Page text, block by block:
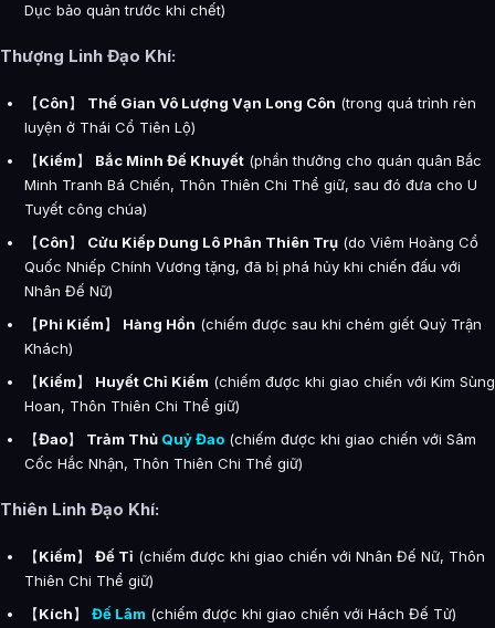
Dục bảo quản trước khi chết)
Thượng Linh Đạo Khí:
【Côn】 Thế Gian Vô Lượng Vạn Long Côn (trong quá trình rèn
luyện ở Thái Cổ Tiên Lộ)
【Kiếm】 Bắc Minh Đế Khuyết (phần thưởng cho quán quân Bắc
Minh Tranh Bá Chiến, Thôn Thiên Chi Thể giữ, sau đó đưa cho U
Tuyết công chúa)
【Côn】 Cửu Kiếp Dung Lô Phân Thiên Trụ (do Viêm Hoàng Cổ
Quốc Nhiếp Chính Vương tặng, đã bị phá hủy khi chiến đấu với
Nhân Đế Nữ)
【Phi Kiếm】 Hàng Hồn (chiếm được sau khi chém giết Quỷ Trận
Khách)
【Kiếm】 Huyết Chỉ Kiếm (chiếm được khi giao chiến với Kim Sùng
Hoan, Thôn Thiên Chi Thể giữ)
【Đao】 Trảm Thủ Quỷ Đao (chiếm được khi giao chiến với Sâm
Cốc Hắc Nhận, Thôn Thiên Chi Thể giữ)
Thiên Linh Đạo Khí:
【Kiếm】 Đế Tỉ (chiếm được khi giao chiến với Nhân Đế Nữ, Thôn
Thiên Chi Thể giữ)
【Kích】 Đế Lâm (chiếm được khi giao chiến với Hách Đế Tử)